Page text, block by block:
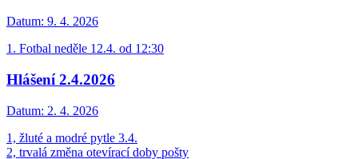
Datum: 9. 4. 2026
1. Fotbal neděle 12.4. od 12:30
Hlášení 2.4.2026
Datum: 2. 4. 2026
1, žluté a modré pytle 3.4.
2, trvalá změna otevírací doby pošty